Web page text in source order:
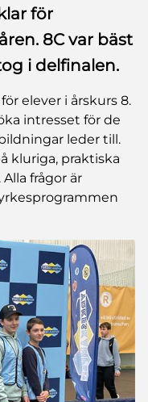
för
8C var bäst
i delfinalen.
elever i årskurs 8.
intresset för de
leder till.
kluriga, praktiska
frågor är